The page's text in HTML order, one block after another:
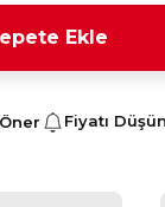
Ekle
Fiyatı